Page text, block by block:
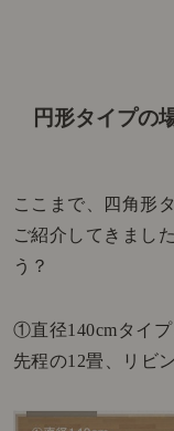
円形タイプの
ここまで、四角形
ご紹介してきまし
う？
①直径140cmタイ
先程の12畳、リビ